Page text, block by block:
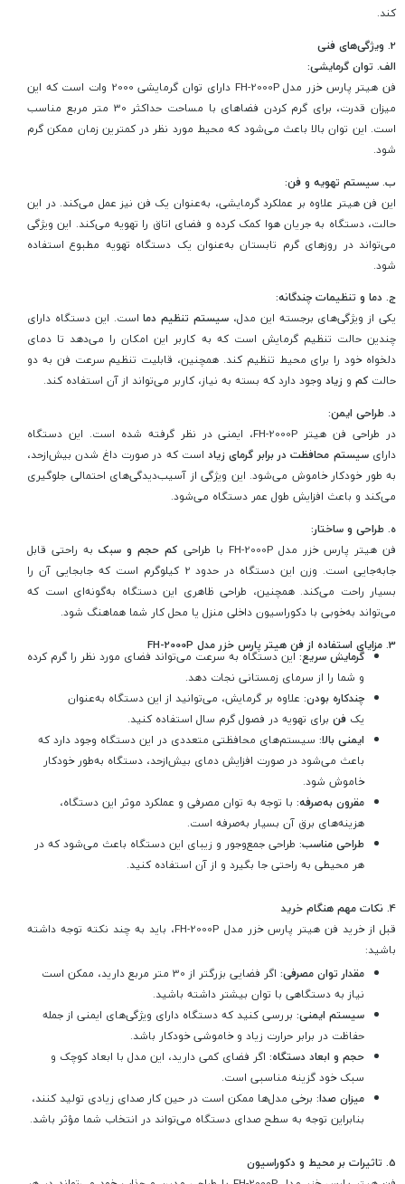
کند.
2. ویژگی‌های فنی
الف. توان گرمایشی:
فن هیتر پارس خزر مدل FH-2000P دارای توان گرمایشی 2000 وات است که این
میزان قدرت، برای گرم کردن فضاهای با مساحت حداکثر 30 متر مربع مناسب
است. این توان بالا باعث می‌شود که محیط مورد نظر در کمترین زمان ممکن گرم
شود.
ب. سیستم تهویه و فن:
این فن هیتر علاوه بر عملکرد گرمایشی، به‌عنوان یک فن نیز عمل می‌کند. در این
حالت، دستگاه به جریان هوا کمک کرده و فضای اتاق را تهویه می‌کند. این ویژگی
می‌تواند در روزهای گرم تابستان به‌عنوان یک دستگاه تهویه مطبوع استفاده
شود.
ج. دما و تنظیمات چندگانه:
یکی از ویژگی‌های برجسته این مدل، سیستم تنظیم دما است. این دستگاه دارای
چندین حالت تنظیم گرمایش است که به کاربر این امکان را می‌دهد تا دمای
دلخواه خود را برای محیط تنظیم کند. همچنین، قابلیت تنظیم سرعت فن به دو
حالت کم و زیاد وجود دارد که بسته به نیاز، کاربر می‌تواند از آن استفاده کند.
د. طراحی ایمن:
در طراحی فن هیتر FH-2000P، ایمنی در نظر گرفته شده است. این دستگاه
دارای سیستم محافظت در برابر گرمای زیاد است که در صورت داغ شدن بیش‌ازحد،
به طور خودکار خاموش می‌شود. این ویژگی از آسیب‌دیدگی‌های احتمالی جلوگیری
می‌کند و باعث افزایش طول عمر دستگاه می‌شود.
ه. طراحی و ساختار:
فن هیتر پارس خزر مدل FH-2000P با طراحی
کم حجم و سبک به راحتی قابل
جابه‌جایی است. وزن این دستگاه در حدود 2 کیلوگرم است که جابجایی آن را
بسیار راحت می‌کند. همچنین، طراحی ظاهری این دستگاه به‌گونه‌ای است که
می‌تواند به‌خوبی با دکوراسیون داخلی منزل یا محل کار شما هماهنگ شود.
3. مزایای استفاده از فن هیتر پارس خزر مدل FH-2000P
گرمایش سریع: این دستگاه به سرعت می‌تواند فضای مورد نظر را گرم کرده
و شما را از سرمای زمستانی نجات دهد.
چندکاره بودن: علاوه بر گرمایش، می‌توانید از این دستگاه به‌عنوان
یک فن برای تهویه در فصول گرم سال استفاده کنید.
ایمنی بالا: سیستم‌های محافظتی متعددی در این دستگاه وجود دارد که
باعث می‌شود در صورت افزایش دمای بیش‌ازحد، دستگاه به‌طور خودکار
خاموش شود.
مقرون به‌صرفه: با توجه به توان مصرفی و عملکرد موثر این دستگاه،
هزینه‌های برق آن بسیار به‌صرفه است.
طراحی مناسب: طراحی جمع‌وجور و زیبای این دستگاه باعث می‌شود که در
هر محیطی به راحتی جا بگیرد و از آن استفاده کنید.
4. نکات مهم هنگام خرید
قبل از خرید فن هیتر پارس خزر مدل FH-2000P، باید به چند نکته توجه داشته
باشید:
مقدار توان مصرفی:
اگر فضایی بزرگتر از 30 متر مربع دارید، ممکن است
نیاز به دستگاهی با توان بیشتر داشته باشید.
سیستم ایمنی: بررسی کنید که دستگاه دارای ویژگی‌های ایمنی از جمله
حفاظت در برابر حرارت زیاد و خاموشی خودکار باشد.
حجم و ابعاد دستگاه: اگر فضای کمی دارید، این مدل با ابعاد کوچک و
سبک خود گزینه مناسبی است.
میزان صدا: برخی مدل‌ها ممکن است در حین کار صدای زیادی تولید کنند،
بنابراین توجه به سطح صدای دستگاه می‌تواند در انتخاب شما مؤثر باشد.
5. تاثیرات بر محیط و دکوراسیون